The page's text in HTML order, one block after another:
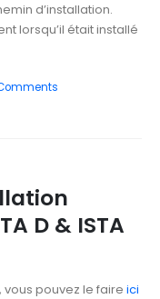
d’installation.
lorsqu’il était installé
D & ISTA
pouvez le faire ici